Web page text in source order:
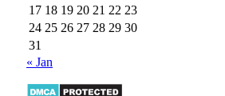
17 18 19 20 21 22 23
24 25 26 27 28 29 30
31
« Jan